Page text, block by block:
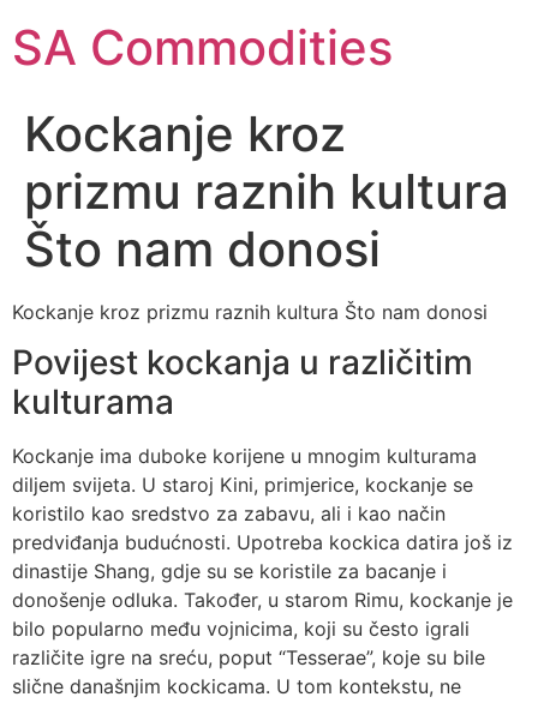
SA Commodities
Kockanje kroz
prizmu raznih kultura
Što nam donosi
Kockanje kroz prizmu raznih kultura Što nam donosi
Povijest kockanja u različitim
kulturama
Kockanje ima duboke korijene u mnogim kulturama
diljem svijeta. U staroj Kini, primjerice, kockanje se
koristilo kao sredstvo za zabavu, ali i kao način
predviđanja budućnosti. Upotreba kockica datira još iz
dinastije Shang, gdje su se koristile za bacanje i
donošenje odluka. Također, u starom Rimu, kockanje je
bilo popularno među vojnicima, koji su često igrali
različite igre na sreću, poput “Tesserae”, koje su bile
slične današnjim kockicama. U tom kontekstu, ne